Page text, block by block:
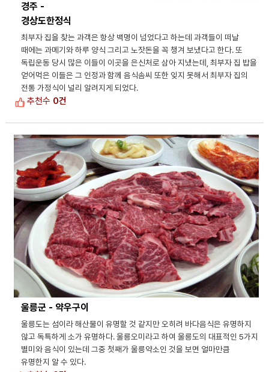
경주 -
경상도한정식
최부자 집을 찾는 과객은 항상 백명이 넘었다고 하는데 과객들이 떠날
때에는 과메기와 하루 양식 그리고 노잣돈을 꼭 챙겨 보냈다고 한다. 또
독립운동 당시 많은 이들이 이곳을 은신처로 삼아 지냈는데, 최부자 집 밥을
얻어먹은 이들은 그 인정과 함께 음식솜씨 또한 잊지 못해서 최부자 집의
전통 가정식이 널리 알려지게 되었다.
추천수 0건
울릉군 - 약우구이
울릉도는 섬이라 해산물이 유명할 것 같지만 오히려 바다음식은 유명하지
않고 독특하게 소가 유명하다. 울릉오미라고 하여 울릉도의 대표적인 5가지
별미와 음식이 있는데 그중 첫째가 울릉약소인 것을 보면 얼마만큼
유명한지 알 수 있다.